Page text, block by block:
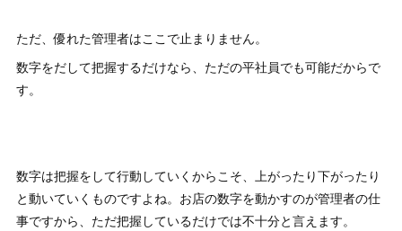
ただ、優れた管理者はここで止まりません。
数字をだして把握するだけなら、ただの平社員でも可能だからで
す。
数字は把握をして行動していくからこそ、上がったり下がったり
と動いていくものですよね。お店の数字を動かすのが管理者の仕
事ですから、ただ把握しているだけでは不十分と言えます。